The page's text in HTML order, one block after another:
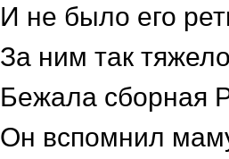
И не было его
За ним так
Бежала сборная
Он вспомнил